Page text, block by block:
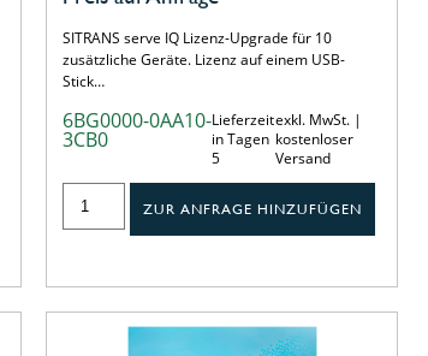
SITRANS serve IQ Lizenz-Upgrade für 10
zusätzliche Geräte. Lizenz auf einem USB-
Stick…
6BG0000-0AA10-
3CB0
Lieferzeit
in Tagen
5
exkl. MwSt. |
kostenloser
Versand
ZUR ANFRAGE HINZUFÜGEN